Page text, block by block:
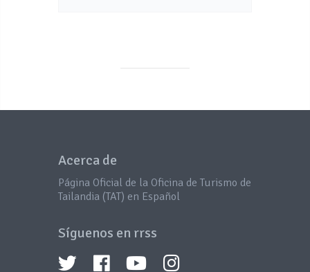
Acerca de
Página Oficial de la Oficina de Turismo de
Tailandia (TAT) en Español
Síguenos en rrss